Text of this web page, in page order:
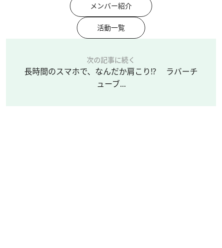
メンバー紹介
活動一覧
次の記事に続く
長時間のスマホで、なんだか肩こり!? ラバーチ
ューブ...